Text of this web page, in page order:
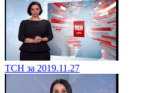
ТСН за 2019.11.27